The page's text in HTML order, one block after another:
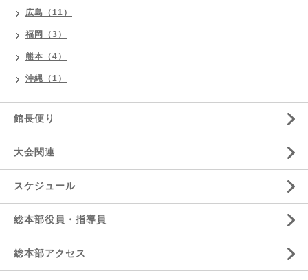
広島（11）
福岡（3）
熊本（4）
沖縄（1）
館長便り
大会関連
スケジュール
総本部役員・指導員
総本部アクセス